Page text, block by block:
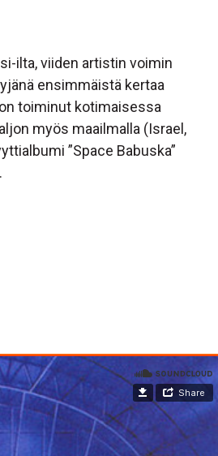
ilta, viiden artistin voimin
ensimmäistä kertaa
toiminut kotimaisessa
myös maailmalla (Israel,
”Space Babuska”